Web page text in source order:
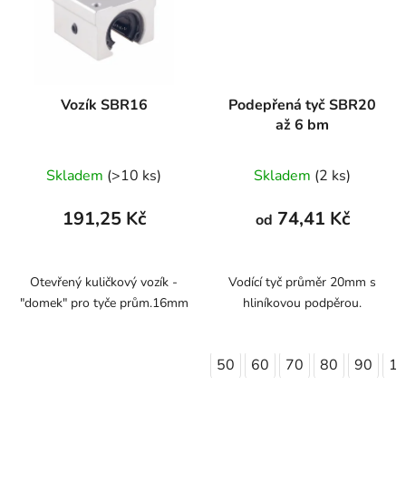
Vozík SBR16
Skladem (>10 ks)
191,25 Kč
Otevřený kuličkový vozík -
"domek" pro tyče prům.16mm
Podepřená tyč SBR20
až 6 bm
Skladem (2 ks)
od 74,41 Kč
Vodící tyč průměr 20mm s
hliníkovou podpěrou.
50 60 70 80 90